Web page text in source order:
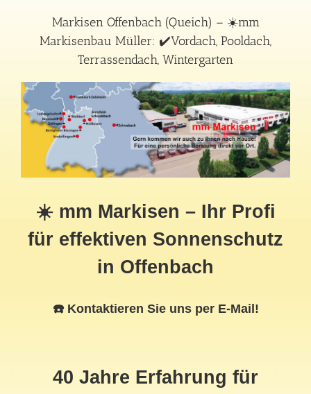
Markisen Offenbach (Queich) – ☀️mm
Markisenbau Müller: ✔️Vordach, Pooldach,
Terrassendach, Wintergarten
☀️ mm Markisen – Ihr Profi
für effektiven Sonnenschutz
in Offenbach
☎️ Kontaktieren Sie uns per E-Mail!
40 Jahre Erfahrung für